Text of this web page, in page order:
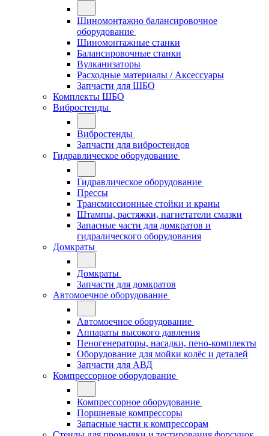
Шиномонтажно балансировочное
оборудование
Шиномонтажные станки
Балансировочные станки
Вулканизаторы
Расходные материалы / Аксессуары
Запчасти для ШБО
Комплекты ШБО
Вибростенды
Вибростенды
Запчасти для вибростендов
Гидравлическое оборудование
Гидравлическое оборудование
Прессы
Трансмиссионные стойки и краны
Штампы, растяжки, нагнетатели смазки
Запасные части для домкратов и
гидралического оборудования
Домкраты
Домкраты
Запчасти для домкратов
Автомоечное оборудование
Автомоечное оборудование
Аппараты высокого давления
Пеногенераторы, насадки, пено-комплекты
Оборудование для мойки колёс и деталей
Запчасти для АВД
Компрессорное оборудование
Компрессорное оборудование
Поршневые компрессоры
Запасные части к компрессорам